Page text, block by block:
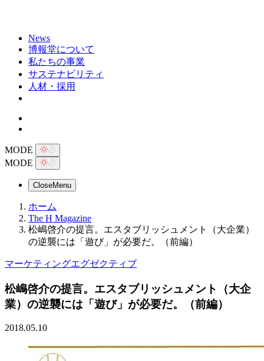
News
博報堂について
私たちの事業
サステナビリティ
人材・採用
MODE
MODE
CloseMenu
ホーム
The H Magazine
松嶋啓介の提言。エスタブリッシュメント（大企業）
の逆襲には「遊び」が必要だ。（前編）
マーケティングエグゼクティブ
松嶋啓介の提言。エスタブリッシュメント（大企
業）の逆襲には「遊び」が必要だ。（前編）
2018.05.10